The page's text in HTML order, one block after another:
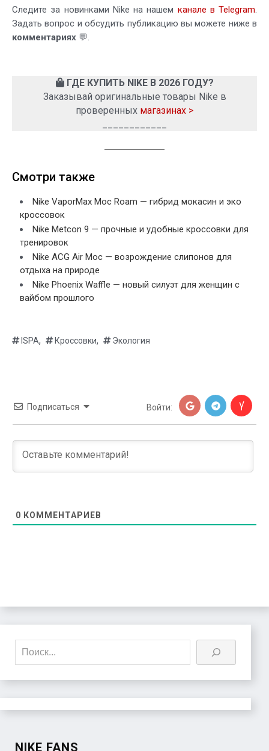
Следите за новинками Nike на нашем канале в Telegram.
Задать вопрос и обсудить публикацию вы можете ниже в
комментариях 💬.
ГДЕ КУПИТЬ NIKE В 2026 ГОДУ?
Заказывай оригинальные товары Nike в
проверенных магазинах >
Смотри также
Nike VaporMax Moc Roam — гибрид мокасин и эко
кроссовок
Nike Metcon 9 — прочные и удобные кроссовки для
тренировок
Nike ACG Air Moc — возрождение слипонов для
отдыха на природе
Nike Phoenix Waffle — новый силуэт для женщин с
вайбом прошлого
ISPA, Кроссовки, Экология
Подписаться Войти:
0 КОММЕНТАРИЕВ
Поиск
NIKE FANS